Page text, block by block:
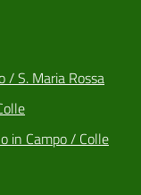
/ S. Maria Rossa
in Campo / Colle